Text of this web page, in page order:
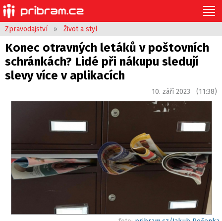
Zpravodajství » Život a styl
Konec otravných letáků v poštovních
schránkách? Lidé při nákupu sledují
slevy více v aplikacích
10. září 2023 (11:38)